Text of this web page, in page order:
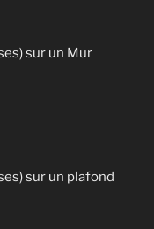
sur un Mur
sur un plafond